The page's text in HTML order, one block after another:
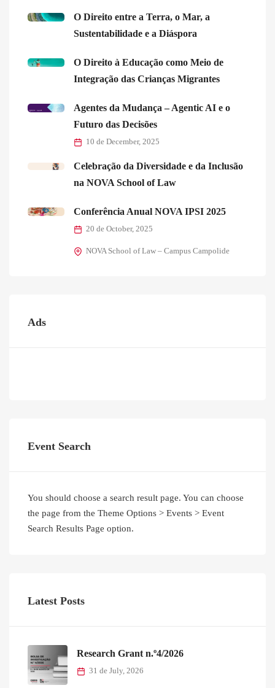
O Direito entre a Terra, o Mar, a
Sustentabilidade e a Diáspora
O Direito à Educação como Meio de
Integração das Crianças Migrantes
Agentes da Mudança – Agentic AI e o
Futuro das Decisões
10 de December, 2025
Celebração da Diversidade e da Inclusão
na NOVA School of Law
Conferência Anual NOVA IPSI 2025
20 de October, 2025
NOVA School of Law – Campus Campolide
Ads
Event Search
You should choose a search result page. You can choose
the page from the Theme Options > Events > Event
Search Results Page option.
Latest Posts
Research Grant n.º4/2026
31 de July, 2026